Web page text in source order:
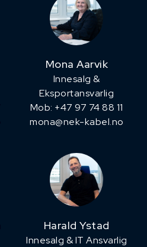
Mona Aarvik
Innesalg &
Eksportansvarlig
Mob: +47 97 74 88 11
mona@nek-kabel.no
Harald Ystad
Innesalg & IT Ansvarlig